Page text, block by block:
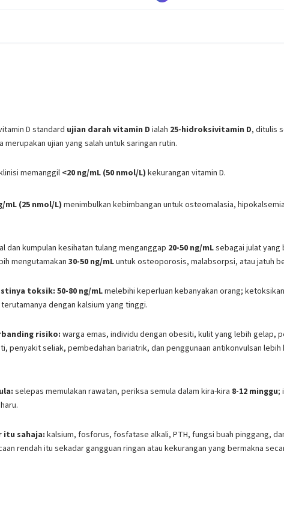
D standard ujian darah vitamin D ialah 25-hidroksivitamin D, ditulis
ujian yang salah untuk saringan rutin.
memanggil <20 ng/mL (50 nmol/L) kekurangan vitamin D.
mL (25 nmol/L)menimbulkan kebimbangan untuk osteomalasia,
dan kumpulan kesihatan tulang menganggap 20-50 ng/mLsebagai julat yang
mengutamakan 30-50 ng/mLuntuk osteoporosis, malabsorpsi, atau jatuh
toksik: 50-80 ng/mLmelebihi keperluan kebanyakan orang;
terutamanya dengan kalsium yang tinggi.
risiko: warga emas, individu dengan obesiti, kulit yang lebih gelap,
penyakit seliak, pembedahan bariatrik, dan penggunaan antikonvulsan lebih
selepas memulakan rawatan, periksa semula dalam kira-kira 8-12 minggu;
itu sahaja: kalsium, fosforus, fosfatase alkali, PTH, fungsi buah pinggang,
rendah itu sekadar gangguan ringan atau kekurangan yang bermakna